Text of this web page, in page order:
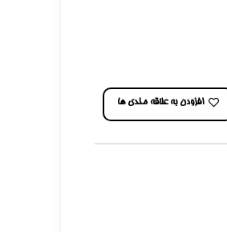
افزودن به علاقه مندی ها